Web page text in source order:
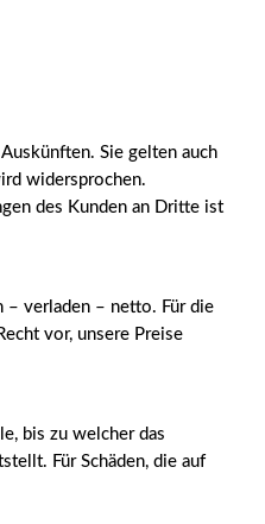
Sie gelten auch
widersprochen.
des Kunden an Dritte ist
– verladen – netto. Für die
vor, unsere Preise
bis zu welcher das
Für Schäden, die auf